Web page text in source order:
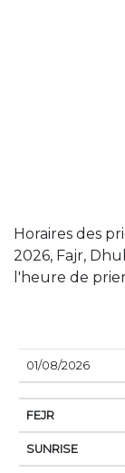
Horaires des
2026, Fajr,
l'heure de
DATE
01/08/2026